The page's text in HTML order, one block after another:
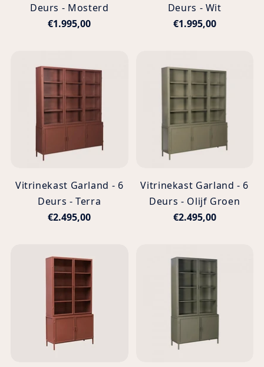
Deurs - Mosterd
€1.995,00
Deurs - Wit
€1.995,00
Vitrinekast Garland - 6
Deurs - Terra
€2.495,00
Vitrinekast Garland - 6
Deurs - Olijf Groen
€2.495,00